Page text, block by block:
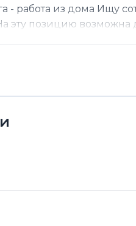
- работа из дома Ищу
эту позицию возможна